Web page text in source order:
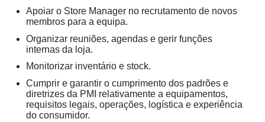
Apoiar o Store Manager no recrutamento de novos
membros para a equipa.
Organizar reuniões, agendas e gerir funções
internas da loja.
Monitorizar inventário e stock.
Cumprir e garantir o cumprimento dos padrões e
diretrizes da PMI relativamente a equipamentos,
requisitos legais, operações, logística e experiência
do consumidor.